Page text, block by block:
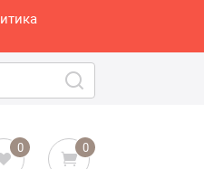
0 0